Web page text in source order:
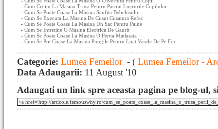
- Cum Croim La Masina Trusa Pentru Pastrat Lucrurile Copilului
- Cum Se Poate Coase La Masina Scufita Bebelusului
- Cum Se Executa La Masina De Cusut Cusatura Refec
- Cum Se Poate Coase La Masina Un Sac Pentru Paine
- Cum Se Intretine O Masina Electrica De Gaurit
- Cum Se Poate Coase La Masina O Perna Matlasata
- Cum Se Pot Coase La Masina Pungile Pentru Luat Vasele De Pe Foc
Categorie: Lumea Femeilor- ( Lumea Femeilor -
Data Adaugarii: 11 August '10
Adaugati un link spre aceasta pagina pe blog-ul,